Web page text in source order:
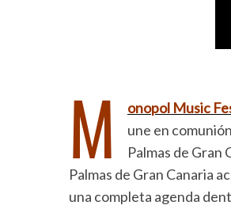
M onopol Music
une en
Palmas de Gran
Palmas de Gran Canaria
una completa agenda